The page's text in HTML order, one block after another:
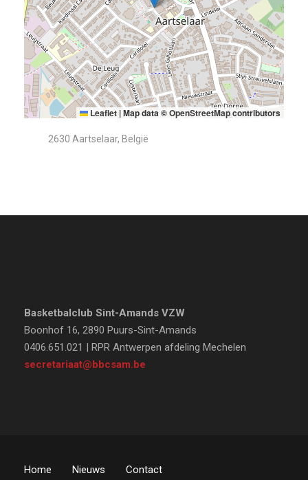
Leaflet |Map data ©OpenStreetMapcontributors
2630 Aartselaar, België
Basketbalclub Sint-Amands VZW
Boonhof 16, 2890 Puurs-Sint-Amands
0406.651.021 | RPR Antwerpen afdeling Mechelen
secretariaat@bbcsam.be
Home Nieuws Contact